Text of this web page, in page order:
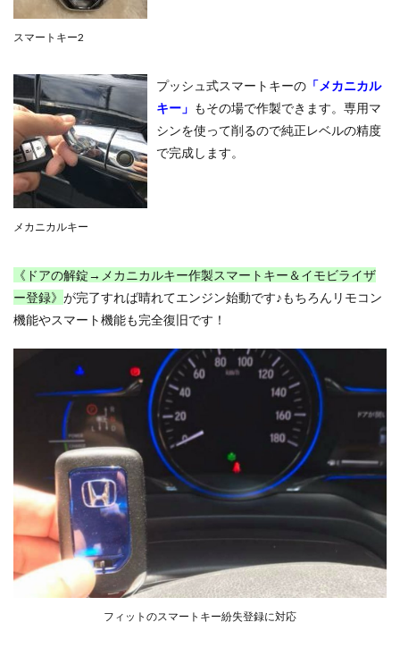
スマートキー2
メカニカルキー
プッシュ式スマートキーの 「メカニカル
キー」 もその場で作製できます。専用マ
シンを使って削るので純正レベルの精度
で完成します。
《ドアの解錠→メカニカルキー作製スマートキー＆イモビライザ
ー登録》 が完了すれば晴れてエンジン始動です♪もちろんリモコン
機能やスマート機能も完全復旧です！
フィットのスマートキー紛失登録に対応